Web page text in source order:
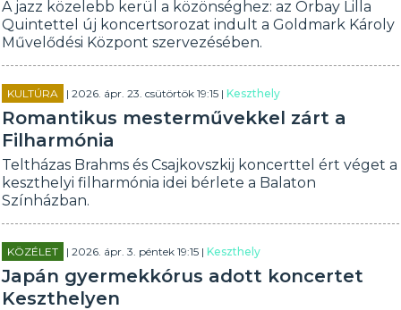
A jazz közelebb kerül a közönséghez: az Orbay Lilla
Quintettel új koncertsorozat indult a Goldmark Károly
Művelődési Központ szervezésében.
KULTÚRA | 2026. ápr. 23. csütörtök 19:15 |Keszthely
Romantikus mesterművekkel zárt a
Filharmónia
Teltházas Brahms és Csajkovszkij koncerttel ért véget a
keszthelyi filharmónia idei bérlete a Balaton
Színházban.
KÖZÉLET | 2026. ápr. 3. péntek 19:15 |Keszthely
Japán gyermekkórus adott koncertet
Keszthelyen